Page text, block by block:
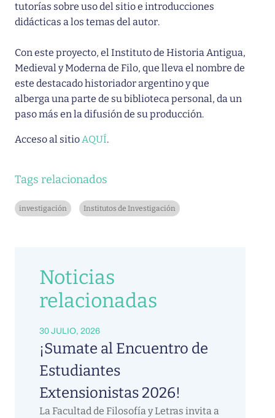
tutorías sobre uso del sitio e introducciones
didácticas a los temas del autor.
Con este proyecto, el Instituto de Historia Antigua,
Medieval y Moderna de Filo, que lleva el nombre de
este destacado historiador argentino y que
alberga una parte de su biblioteca personal, da un
paso más en la difusión de su producción.
Acceso al sitioAQUÍ.
Tags relacionados
investigación Institutos de Investigación
Noticias
relacionadas
30 JULIO, 2026
¡Sumate al Encuentro de
Estudiantes
Extensionistas 2026!
La Facultad de Filosofía y Letras invita a